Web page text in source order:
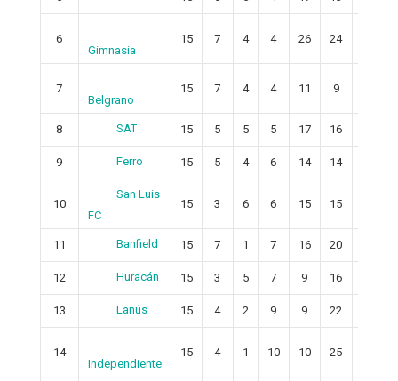
6
Gimnasia
15 7 4 4 26 24
7
Belgrano
15 7 4 4 11 9
8 SAT 15 5 5 5 17 16
9 Ferro 15 5 4 6 14 14
10
San Luis
FC
15 3 6 6 15 15
11 Banfield 15 7 1 7 16 20
12 Huracán 15 3 5 7 9 16
13 Lanús 15 4 2 9 9 22
14
Independiente
15 4 1 10 10 25